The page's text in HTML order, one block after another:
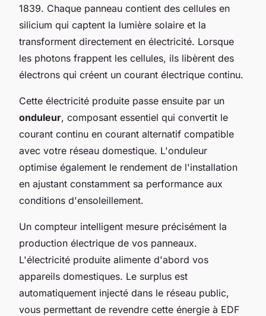
1839. Chaque panneau contient des cellules en
silicium qui captent la lumière solaire et la
transforment directement en électricité. Lorsque
les photons frappent les cellules, ils libèrent des
électrons qui créent un courant électrique continu.
Cette électricité produite passe ensuite par un
onduleur, composant essentiel qui convertit le
courant continu en courant alternatif compatible
avec votre réseau domestique. L'onduleur
optimise également le rendement de l'installation
en ajustant constamment sa performance aux
conditions d'ensoleillement.
Un compteur intelligent mesure précisément la
production électrique de vos panneaux.
L'électricité produite alimente d'abord vos
appareils domestiques. Le surplus est
automatiquement injecté dans le réseau public,
vous permettant de revendre cette énergie à EDF